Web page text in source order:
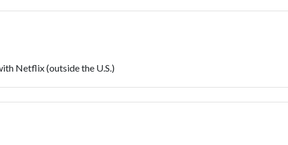
Netflix (outside the U.S.)